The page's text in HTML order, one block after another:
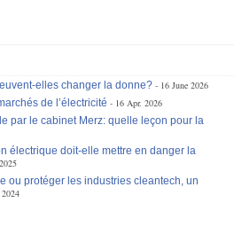
elles changer la donne?
16 June 2026
de l’électricité
16 Apr. 2026
par le cabinet Merz: quelle leçon pour la
électrique doit-elle mettre en danger la
ou protéger les industries cleantech, un